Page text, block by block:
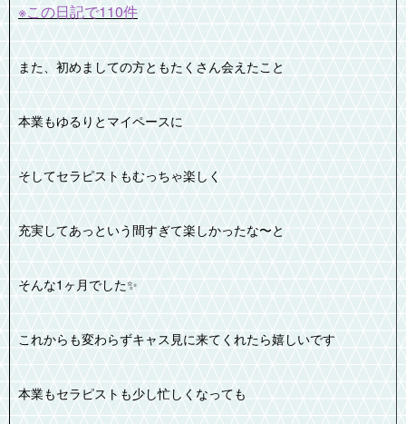
※この日記で110件
また、初めましての方ともたくさん会えたこと
本業もゆるりとマイペースに
そしてセラピストもむっちゃ楽しく
充実してあっという間すぎて楽しかったな〜と
そんな1ヶ月でした✨️
これからも変わらずキャス見に来てくれたら嬉しいです
本業もセラピストも少し忙しくなっても